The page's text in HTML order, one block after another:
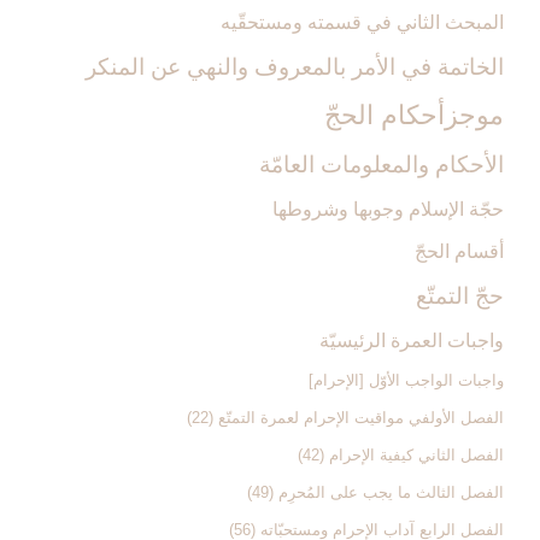
المبحث الثاني في قسمته ومستحقّيه‏
الخاتمة في الأمر بالمعروف والنهي عن المنكر
موجزأحكام الحجّ‏
الأحكام والمعلومات العامّة
حجّة الإسلام وجوبها وشروطها
أقسام الحجّ‏
حجّ التمتّع‏
واجبات العمرة الرئيسيّة
واجبات الواجب الأوّل [الإحرام‏]
الفصل الأول‏في مواقيت الإحرام لعمرة التمتّع (22)
الفصل الثاني‏ كيفية الإحرام (42)
الفصل الثالث ‏ما يجب على المُحرِم (49)
الفصل الرابع ‏آداب الإحرام ومستحبّاته (56)